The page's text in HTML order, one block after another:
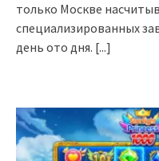
только Москве
специализированных
день ото дня. [...]